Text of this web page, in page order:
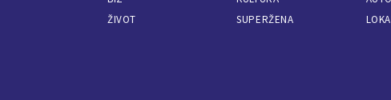
ŽIVOT
SUPERŽENA